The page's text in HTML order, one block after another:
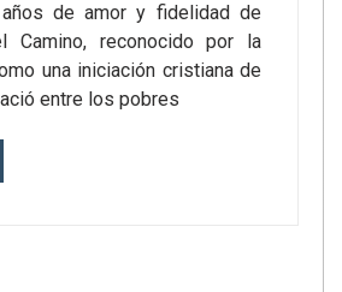
de amor y fidelidad de
Camino, reconocido por la
una iniciación cristiana de
entre los pobres